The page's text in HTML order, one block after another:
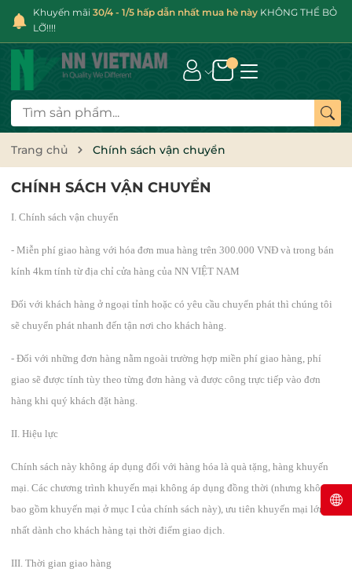
Khuyến mãi 30/4 - 1/5 hấp dẫn nhất mua hè này KHÔNG THỂ BỎ
LỠ!!!!
Trang chủ Chính sách vận chuyển
CHÍNH SÁCH VẬN CHUYỂN
I. Chính sách vận chuyển
- Miễn phí giao hàng với hóa đơn mua hàng trên 300.000 VNĐ và trong bán
kính 4km tính từ địa chỉ cửa hàng của NN VIỆT NAM
Đối với khách hàng ở ngoại tỉnh hoặc có yêu cầu chuyển phát thì chúng tôi
sẽ chuyển phát nhanh đến tận nơi cho khách hàng.
- Đối với những đơn hàng nằm ngoài trường hợp miền phí giao hàng, phí
giao sẽ được tính tùy theo từng đơn hàng và được công trực tiếp vào đơn
hàng khi quý khách đặt hàng.
II. Hiệu lực
Chính sách này không áp dụng đối với hàng hóa là quà tặng, hàng khuyến
mại. Các chương trình khuyến mại không áp dụng đồng thời (nhưng không
bao gồm khuyến mại ở mục I của chính sách này), ưu tiên khuyến mại lớn
nhất dành cho khách hàng tại thời điểm giao dịch.
III. Thời gian giao hàng